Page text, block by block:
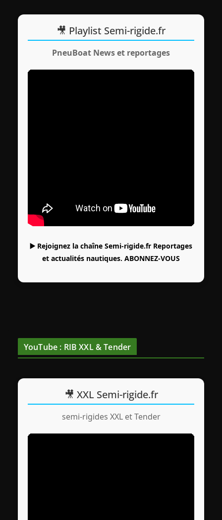
🎥 Playlist Semi-rigide.fr
PneuBoat News et reportages
▶️ Rejoignez la chaîne Semi-rigide.fr Reportages
et actualités nautiques. ABONNEZ-VOUS
YouTube : RIB XXL & Tender
🎥 XXL Semi-rigide.fr
semi-rigides XXL et Tender